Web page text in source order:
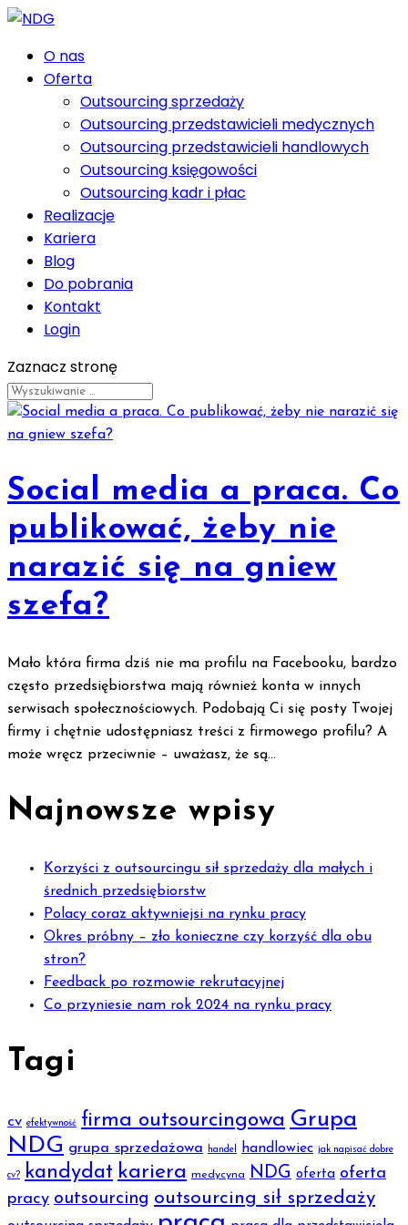
O nas
Oferta
Outsourcing sprzedaży
Outsourcing przedstawicieli medycznych
Outsourcing przedstawicieli handlowych
Outsourcing księgowości
Outsourcing kadr i płac
Realizacje
Kariera
Blog
Do pobrania
Kontakt
Login
Zaznacz stronę
Social media a praca. Co
publikować, żeby nie
narazić się na gniew
szefa?
Mało która firma dziś nie ma profilu na Facebooku, bardzo
często przedsiębiorstwa mają również konta w innych
serwisach społecznościowych. Podobają Ci się posty Twojej
firmy i chętnie udostępniasz treści z firmowego profilu? A
może wręcz przeciwnie – uważasz, że są...
Najnowsze wpisy
Korzyści z outsourcingu sił sprzedaży dla małych i
średnich przedsiębiorstw
Polacy coraz aktywniejsi na rynku pracy
Okres próbny – zło konieczne czy korzyść dla obu
stron?
Feedback po rozmowie rekrutacyjnej
Co przyniesie nam rok 2024 na rynku pracy
Tagi
cv efektywność firma outsourcingowa Grupa
NDG grupa sprzedażowa handel handlowiec jak napisać dobre
cv? kandydat kariera medycyna NDG oferta oferta
pracy outsourcing outsourcing sił sprzedaży